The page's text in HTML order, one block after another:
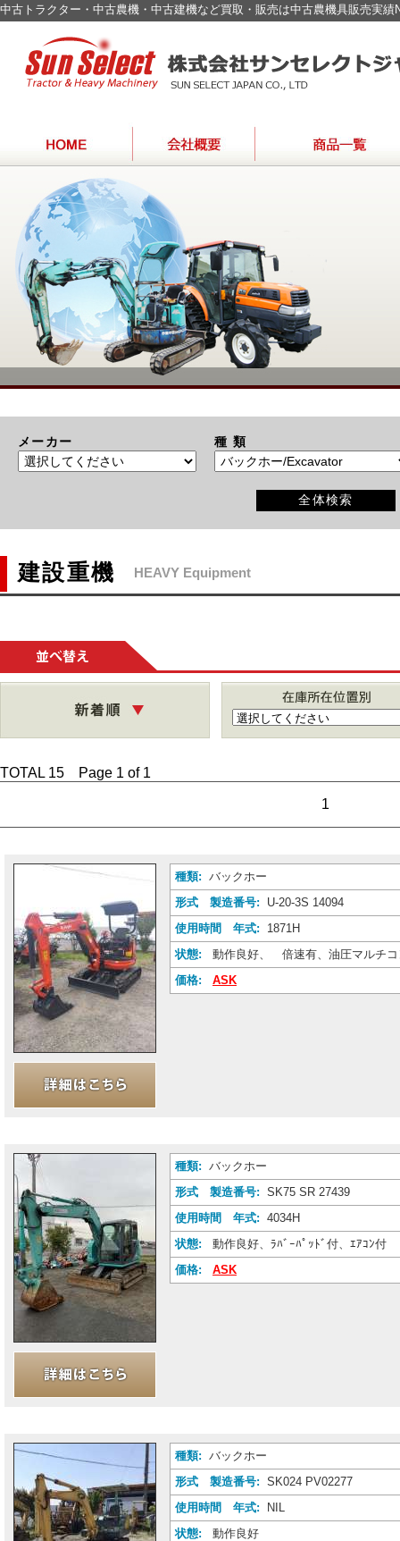
中古トラクター・中古農機・中古建機など買取・販売は中古農機具販売実
JAPAN
FARM
TRACTOR
CONSTRUCTION
MACHINERY
メーカー 種 類
全体検索
建設重機 HEAVY Equipment
替
TOTAL 15 Page 1 of 1
1
種類: バックホー
形式 製造番号:
U-20-3S 14094
使用時間 年式:
1871H
状態:
動作良好、 倍速有、油圧マルチコ
価格:
ASK
種類: バックホー
形式 製造番号: SK75 SR 27439
使用時間 年式: 4034H
状態:
動作良好、ﾗﾊﾞｰﾊﾟｯﾄﾞ付、ｴｱｺﾝ付
価格:
ASK
種類: バックホー
形式 製造番号: SK024 PV02277
使用時間 年式:
NIL
状態:
動作良好